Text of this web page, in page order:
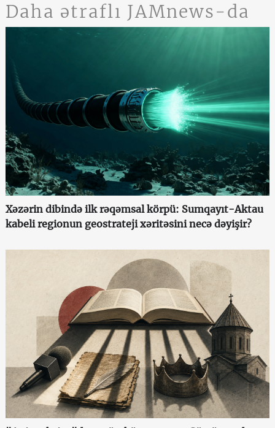
Daha ətraflı JAMnews-da
Xəzərin dibində ilk rəqəmsal körpü: Sumqayıt-Aktau
kabeli regionun geostrateji xəritəsini necə dəyişir?